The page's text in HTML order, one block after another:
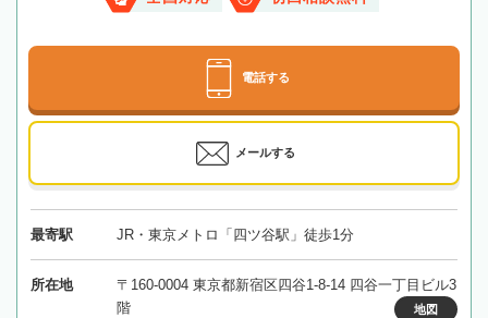
電話する
メールする
最寄駅 JR・東京メトロ「四ツ谷駅」徒歩1分
所在地
〒160-0004 東京都新宿区四谷1-8-14 四谷一丁目ビル3
階
地図